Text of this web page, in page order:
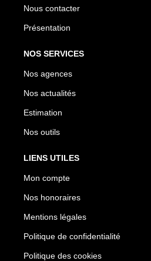
Nous contacter
Présentation
NOS SERVICES
Nos agences
Nos actualités
Estimation
Nos outils
LIENS UTILES
Mon compte
Nos honoraires
Mentions légales
Politique de confidentialité
Politique des cookies